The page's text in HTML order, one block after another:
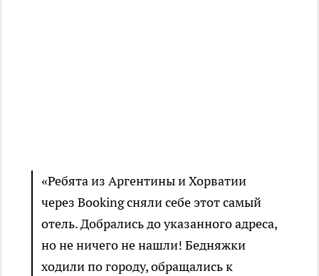
«Ребята из Аргентины и Хорватии
через Booking сняли себе этот самый
отель. Добрались до указанного адреса,
но не ничего не нашли! Бедняжки
ходили по городу, обращались к